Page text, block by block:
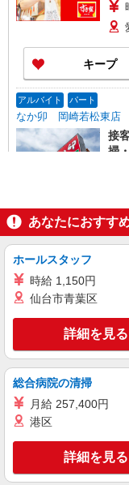
キープ
アルバイト パート
なか卯 岡崎若松東店
接
掃
キープ
アルバイト パート
ピザハット 竜美ヶ丘店
ピ
祝
キープ
アルバイト パート
すき家 岡崎西大友店
す
あなたにおすす
ホールスタッフ
時給 1,150円
仙台市青葉区
詳細を見る
総合病院の清掃
月給 257,400円
港区
詳細を見る